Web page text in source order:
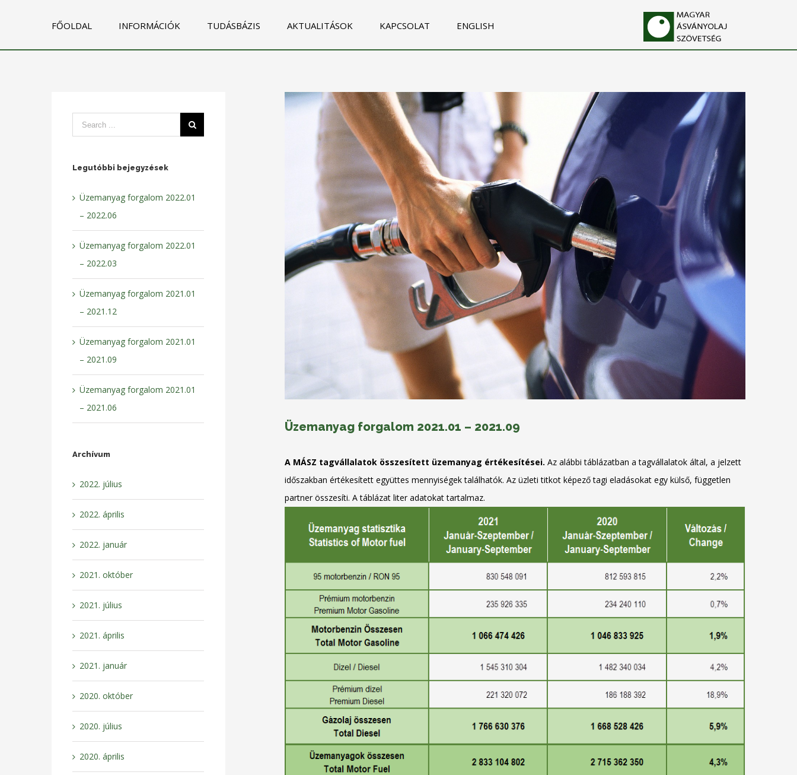
FŐOLDAL INFORMÁCIÓK TUDÁSBÁZIS AKTUALITÁSOK KAPCSOLAT ENGLISH
Üzemanyag forgalom 2021.01 – 2021.09
A MÁSZ tagvállalatok összesített üzemanyag értékesítései. Az alábbi táblázatban a tagvállalatok által, a jelzett
időszakban értékesített együttes mennyiségek találhatók. Az üzleti titkot képező tagi eladásokat egy külső, független
partner összesíti. A táblázat liter adatokat tartalmaz.
Legutóbbi bejegyzések
Üzemanyag forgalom 2022.01
– 2022.06
Üzemanyag forgalom 2022.01
– 2022.03
Üzemanyag forgalom 2021.01
– 2021.12
Üzemanyag forgalom 2021.01
– 2021.09
Üzemanyag forgalom 2021.01
– 2021.06
Archívum
2022. július
2022. április
2022. január
2021. október
2021. július
2021. április
2021. január
2020. október
2020. július
2020. április